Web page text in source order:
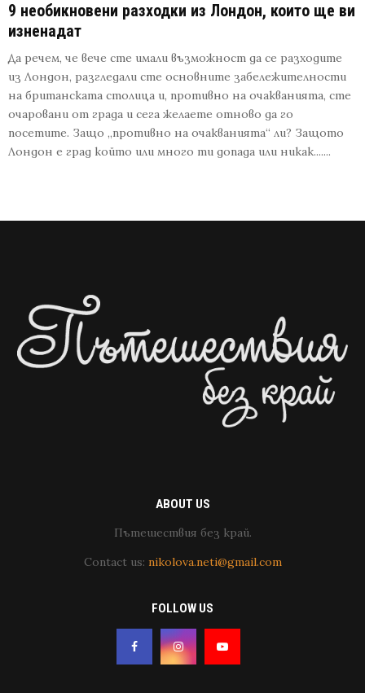
9 необикновени разходки из Лондон, които ще ви
изненадат
Да речем, че вече сте имали възможност да се разходите
из Лондон, разгледали сте основните забележителности
на британската столица и, противно на очакванията, сте
очаровани от града и сега желаете отново да го
посетите. Защо „противно на очакванията“ ли? Защото
Лондон е град който или много ти допада или никак.......
ABOUT US
Пътешествия без край.
Contact us: nikolova.neti@gmail.com
FOLLOW US